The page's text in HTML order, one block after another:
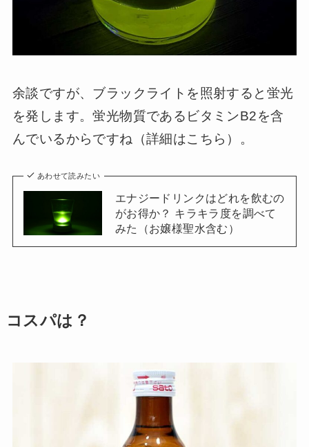
余談ですが、ブラックライトを照射すると蛍光
を発します。蛍光物質であるビタミンB2を含
んでいるからですね（詳細はこちら）。
あわせて読みたい
エナジードリンクはどれを飲むの
がお得か？ キラキラ度を調べて
みた（お嬢様聖水含む）
コスパは？